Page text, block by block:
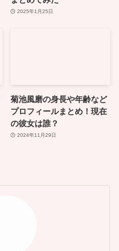
2025年1月25日
菊池風磨の身長や年齢など
プロフィールまとめ！現在
の彼女は誰？
2024年11月29日